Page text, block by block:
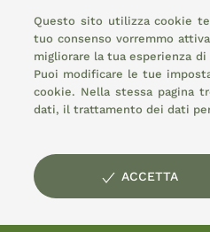
lo sviluppo rurale:
zone rurali
INFORMATIVA
Questo sito utilizza cookie
tuo consenso vorremmo
migliorare la tua esperienza
Puoi modificare le tue
cookie. Nella stessa pagina
dati, il trattamento dei dati
ACCETTA